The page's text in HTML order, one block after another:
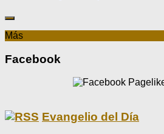
Más
Facebook
Evangelio del Día